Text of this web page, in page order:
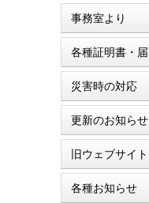
事務室より
各種証明書・届
災害時の対応
更新のお知らせ
旧ウェブサイト
各種お知らせ